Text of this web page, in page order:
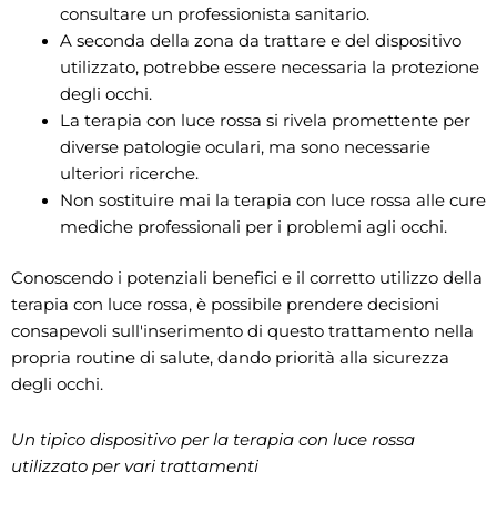
consultare un professionista sanitario.
A seconda della zona da trattare e del dispositivo
utilizzato, potrebbe essere necessaria la protezione
degli occhi.
La terapia con luce rossa si rivela promettente per
diverse patologie oculari, ma sono necessarie
ulteriori ricerche.
Non sostituire mai la terapia con luce rossa alle cure
mediche professionali per i problemi agli occhi.
Conoscendo i potenziali benefici e il corretto utilizzo della
terapia con luce rossa, è possibile prendere decisioni
consapevoli sull'inserimento di questo trattamento nella
propria routine di salute, dando priorità alla sicurezza
degli occhi.
Un tipico dispositivo per la terapia con luce rossa
utilizzato per vari trattamenti